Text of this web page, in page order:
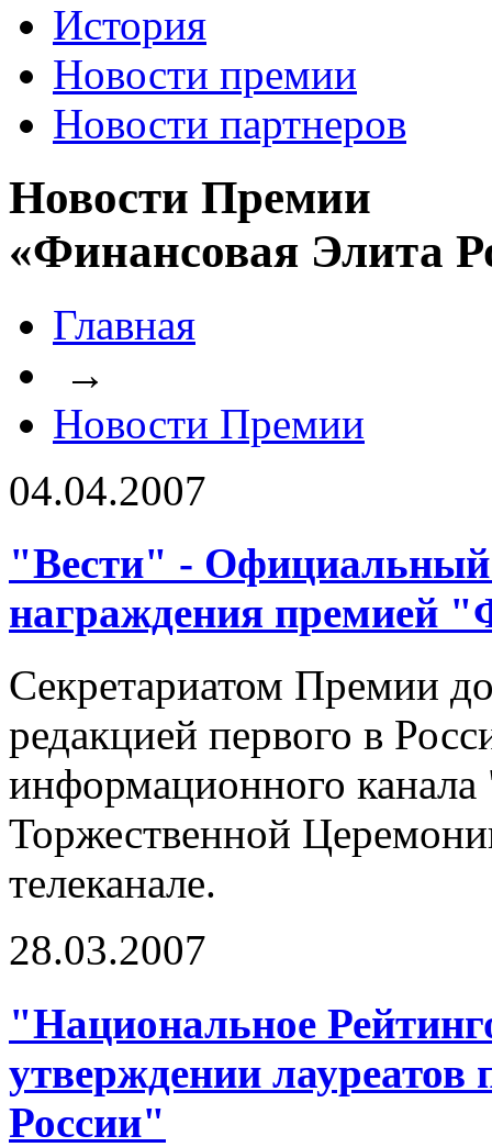
История
Новости премии
Новости партнеров
Новости Премии
«Финансовая Элита
Главная
→
Новости Премии
04.04.2007
"Вести" - Официальный
награждения премией
Секретариатом Премии
редакцией первого в
информационного
Торжественной
телеканале.
28.03.2007
"Национальное
утверждении
России"